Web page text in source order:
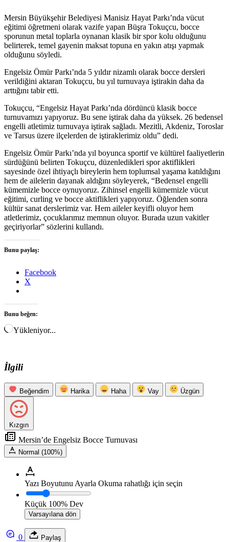
Mersin Büyükşehir Belediyesi Manisiz Hayat Parkı’nda vücut
eğitimi öğretmeni olarak vazife yapan Büşra Tokuçcu, bocce
sporunun metal toplarla oynanan klasik bir spor kolu olduğunu
belirterek, temel gayenin maksat topuna en yakın atışı yapmak
olduğunu söyledi.
Engelsiz Ömür Parkı’nda 5 yıldır nizamlı olarak bocce dersleri
verildiğini aktaran Tokuçcu, bu yıl turnuvaya iştirakin daha da
arttığını tabir etti.
Tokuçcu, “Engelsiz Hayat Parkı’nda dördüncü klasik bocce
turnuvamızı yapıyoruz. Bu sene iştirak daha da yüksek. 26 bedensel
engelli atletimiz turnuvaya iştirak sağladı. Mezitli, Akdeniz, Toroslar
ve Tarsus üzere ilçelerden de iştiraklerimiz oldu” dedi.
Engelsiz Ömür Parkı’nda yıl boyunca sportif ve kültürel faaliyetlerin
sürdüğünü belirten Tokuçcu, düzenledikleri spor aktiflikleri
sayesinde özel ihtiyaçlı bireylerin hem toplumsal yaşama katıldığını
hem de ailelerin dayanak aldığını söyleyerek, “Bedensel engelli
kümemizle bocce oynuyoruz. Zihinsel engelli kümemizle vücut
eğitimi, curling ve bocce aktiflikleri yapıyoruz. Öğlenden sonra
kültür sanat derslerimiz var. Hem aileler keyifli oluyor hem
atletlerimiz, çocuklarımız memnun oluyor. Burada uzun vakitler
geçiriyorlar” sözlerini kullandı.
Bunu paylaş:
Facebook
X
Bunu beğen:
Yükleniyor...
İlgili
Beğendim Harika Haha Vay Üzgün
Kızgın
Mersin’de Engelsiz Bocce Turnuvası
Normal (100%)
Yazı Boyutunu Ayarla Okuma rahatlığı için seçin
Küçük 100% Dev
Varsayılana dön
0 Paylaş